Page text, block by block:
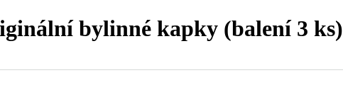
bylinné kapky (balení 3 ks)